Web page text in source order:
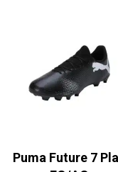
Puma Future 7